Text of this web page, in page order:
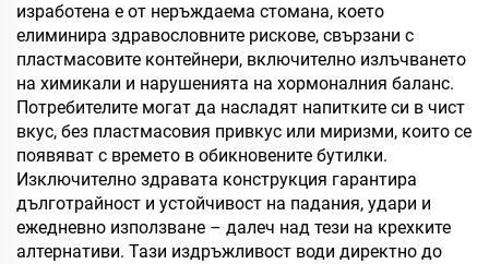
изработена е от неръждаема стомана, което
елиминира здравословните рискове, свързани с
пластмасовите контейнери, включително излъчването
на химикали и нарушенията на хормоналния баланс.
Потребителите могат да насладят напитките си в чист
вкус, без пластмасовия привкус или миризми, които се
появяват с времето в обикновените бутилки.
Изключително здравата конструкция гарантира
дълготрайност и устойчивост на падания, удари и
ежедневно използване – далеч над тези на крехките
алтернативи. Тази издръжливост води директно до